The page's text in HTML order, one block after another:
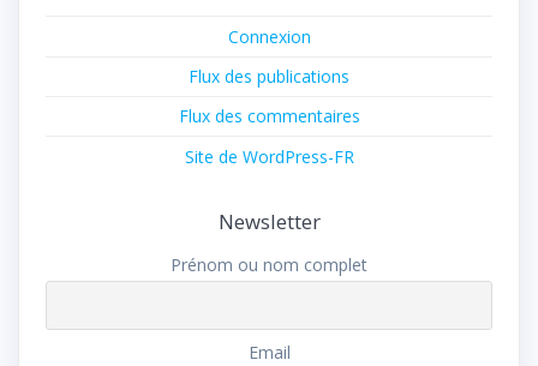
Connexion
Flux des publications
Flux des commentaires
Site de WordPress-FR
Newsletter
Prénom ou nom complet
Email